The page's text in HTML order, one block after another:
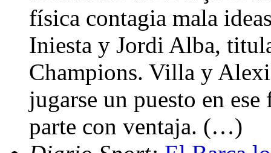
física contagia mala
Iniesta y Jordi Alba,
Champions. Villa y
jugarse un puesto en
parte con ventaja. (…)